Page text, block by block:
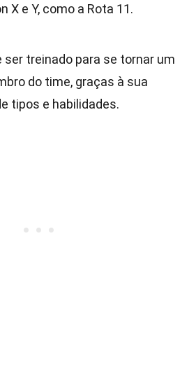
X e Y, como a Rota 11.
ser treinado para se tornar um
do time, graças à sua
tipos e habilidades.